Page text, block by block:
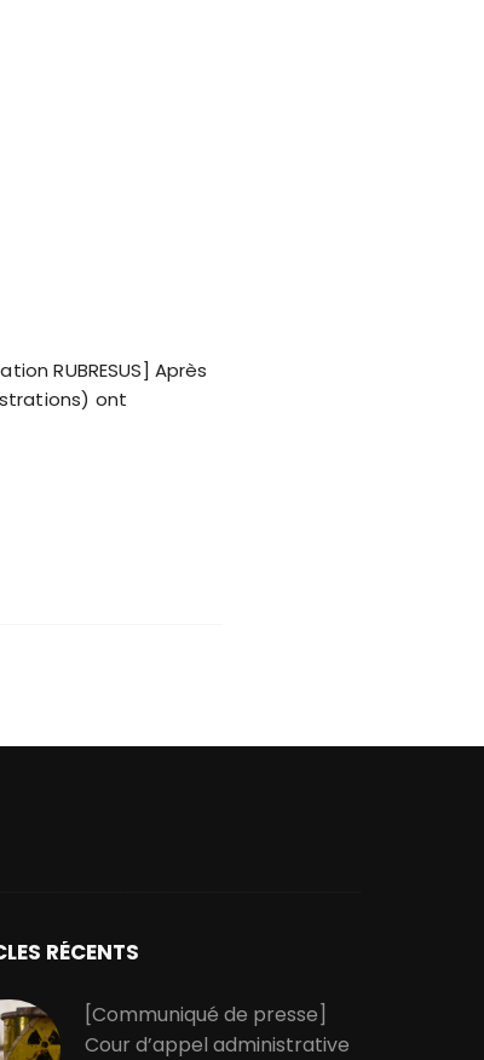
RUBRESUS] Après
ont
RÉCENTS
[Communiqué de presse]
Cour d’appel administrative